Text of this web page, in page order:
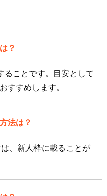
？
ることです。目安として
すすめします。
法は？
、新人枠に載ることが